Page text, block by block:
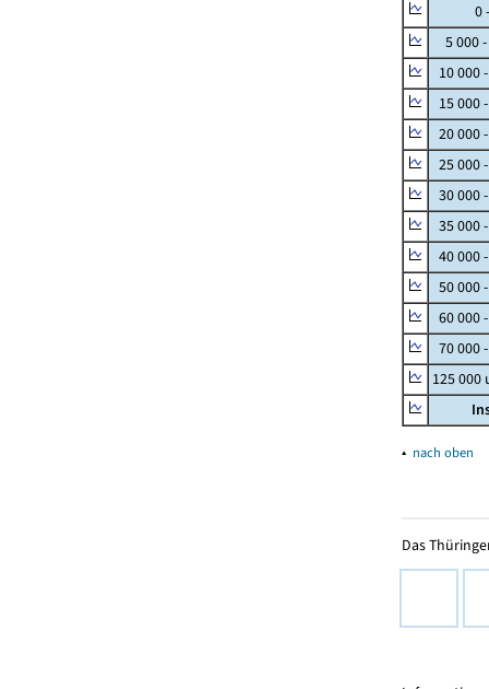
0 -
5 000
10 000
15 000
20 000
25 000
30 000
35 000
40 000
50 000
60 000
70 000
125
▴ nach oben
Das